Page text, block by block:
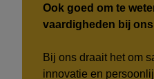
Ook goed om te
vaardigheden bij ons
Bij ons draait het om
innovatie en